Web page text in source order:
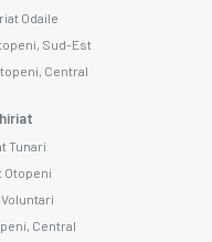
Odaile
Sud-Est
Central
Tunari
Otopeni
Central